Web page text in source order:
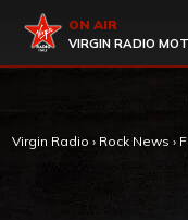
Virgin Radio
ON AIR
VIRGIN RADIO
Virgin Radio › Rock News ›